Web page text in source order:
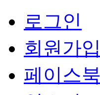
로그인
회원가입
페이스북